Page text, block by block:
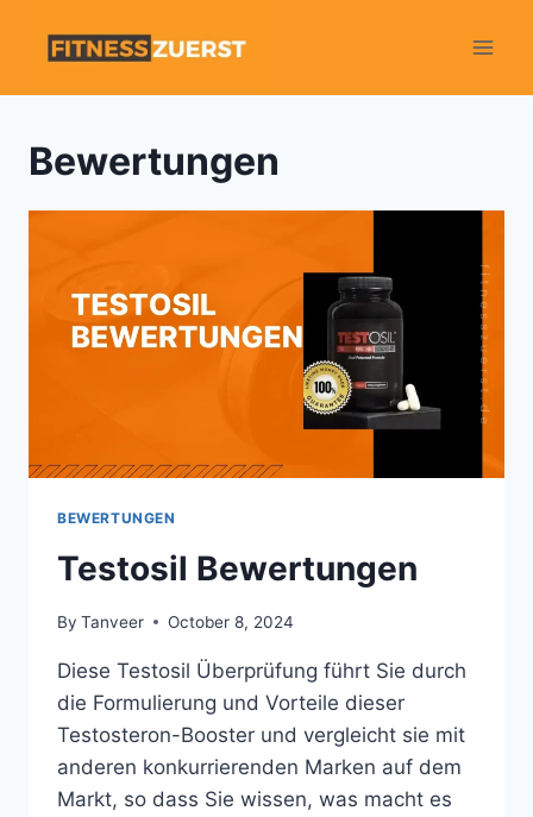
Bewertungen
BEWERTUNGEN
Testosil Bewertungen
By Tanveer October 8, 2024
Diese Testosil Überprüfung führt Sie durch
die Formulierung und Vorteile dieser
Testosteron-Booster und vergleicht sie mit
anderen konkurrierenden Marken auf dem
Markt, so dass Sie wissen, was macht es